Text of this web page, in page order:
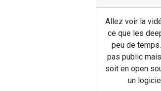
Allez voir la
ce que les
peu de
pas public
soit en open
un